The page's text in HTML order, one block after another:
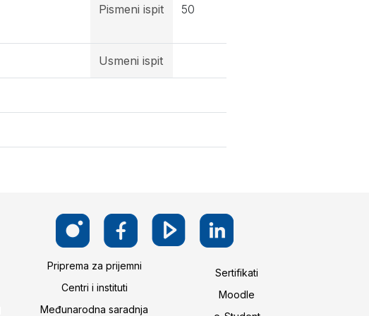
Pismeni ispit 50
Usmeni ispit
Priprema za prijemni
Centri i instituti
Međunarodna saradnja
Sertifikati
Moodle